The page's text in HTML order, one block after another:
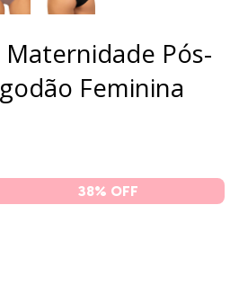
Maternidade Pós-
Feminina
38% OFF